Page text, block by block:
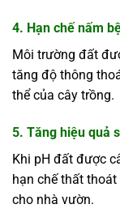
4. Hạn chế nấm
Môi trường đất
tăng độ thông
thể của cây trồng.
5. Tăng hiệu quả
Khi pH đất được
hạn chế thất
cho nhà vườn.